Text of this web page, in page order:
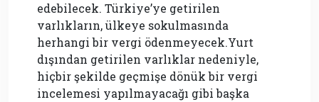
edebilecek. Türkiye’ye getirilen
varlıkların, ülkeye sokulmasında
herhangi bir vergi ödenmeyecek.Yurt
dışından getirilen varlıklar nedeniyle,
hiçbir şekilde geçmişe dönük bir vergi
incelemesi yapılmayacağı gibi başka